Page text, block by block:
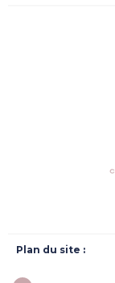
Plan du site :